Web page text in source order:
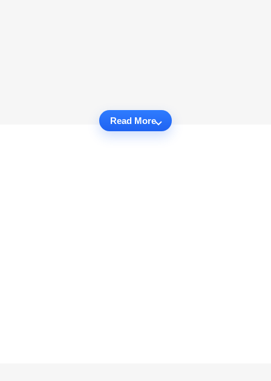
Read More